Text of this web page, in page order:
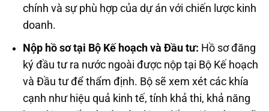
chính và sự phù hợp của dự án với chiến lược kinh
doanh.
Nộp hồ sơ tại Bộ Kế hoạch và Đầu tư: Hồ sơ đăng
ký đầu tư ra nước ngoài được nộp tại Bộ Kế hoạch
và Đầu tư để thẩm định. Bộ sẽ xem xét các khía
cạnh như hiệu quả kinh tế, tính khả thi, khả năng